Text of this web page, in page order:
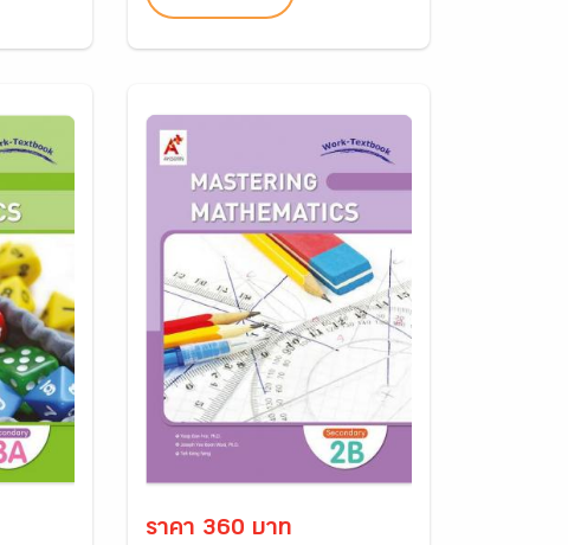
ราคา 360 บาท